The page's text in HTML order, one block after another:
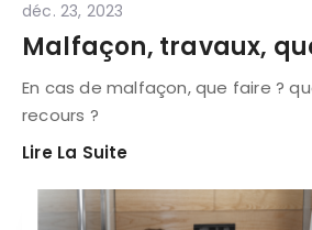
déc. 23, 2023
Malfaçon, travaux,
En cas de malfaçon, que faire ?
recours ?
Lire La Suite